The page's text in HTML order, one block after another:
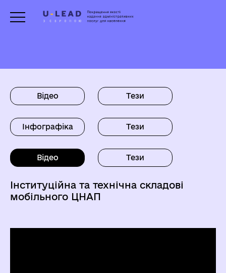
Відео Тези
Інфографіка Тези
Відео Тези
Інституційна та технічна складові
мобільного ЦНАП